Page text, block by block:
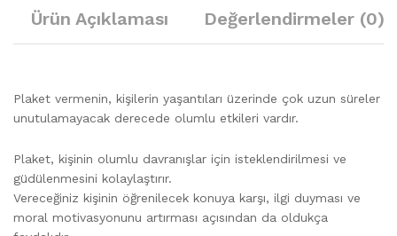
Ürün Açıklaması Değerlendirmeler (0)
Plaket vermenin, kişilerin yaşantıları üzerinde çok uzun süreler
unutulamayacak derecede olumlu etkileri vardır.
Plaket, kişinin olumlu davranışlar için isteklendirilmesi ve
güdülenmesini kolaylaştırır.
Vereceğiniz kişinin öğrenilecek konuya karşı, ilgi duyması ve
moral motivasyonunu artırması açısından da oldukça